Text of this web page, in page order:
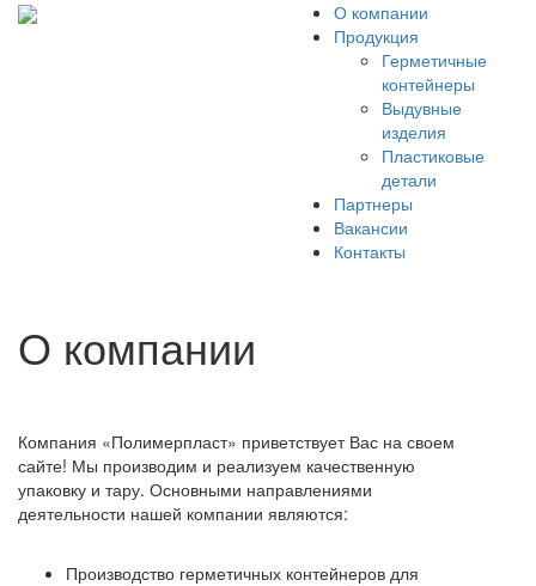
О компании
Продукция
Герметичные
контейнеры
Выдувные
изделия
Пластиковые
детали
Партнеры
Вакансии
Контакты
О компании
Компания «Полимерпласт» приветствует Вас на своем
сайте! Мы производим и реализуем качественную
упаковку и тару. Основными направлениями
деятельности нашей компании являются:
Производство герметичных контейнеров для